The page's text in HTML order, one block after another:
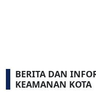
BERITA DAN
KEAMANAN KOTA